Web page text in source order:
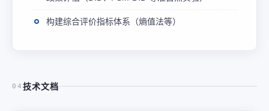
构建综合评价指标体系（熵值法等）
04 技术文档